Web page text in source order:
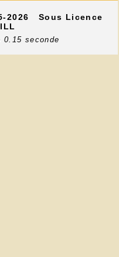
2026
Sous Licence
0.15 seconde